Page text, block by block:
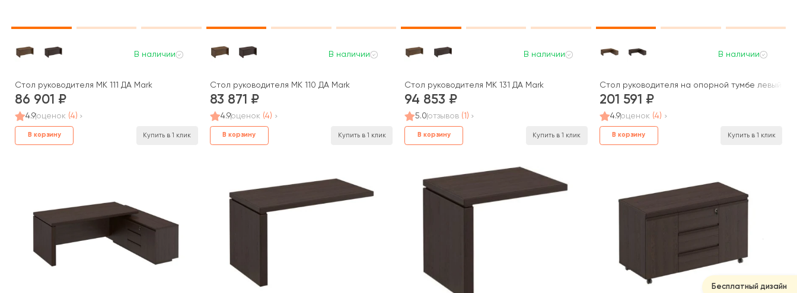
В наличии
Стол руководителя МК 111 ДА Mark
86 901
4.9оценок (4)
В корзину Купить в 1 клик
В наличии
Стол руководителя МК 110 ДА Mark
83 871
4.9оценок (4)
В корзину Купить в 1 клик
В наличии
Стол руководителя МК 131 ДА Mark
94 853
5.0отзывов (1)
В корзину Купить в 1 клик
В наличии
Стол руководителя на опорной тумбе левый
201 591
4.9оценок (4)
В корзину Купить в 1 клик
Бесплатный дизайн